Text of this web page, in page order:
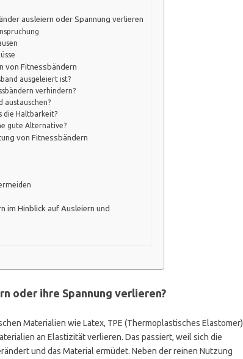
ausleiern oder Spannung verlieren
von Fitnessbändern
ausgeleiert ist?
verhindern?
austauschen?
die Haltbarkeit?
gute Alternative?
von Fitnessbändern
im Hinblick auf Ausleiern und
oder ihre Spannung verlieren?
Materialien wie Latex, TPE (Thermoplastisches Elastomer)
an Elastizität verlieren. Das passiert, weil sich die
und das Material ermüdet. Neben der reinen Nutzung